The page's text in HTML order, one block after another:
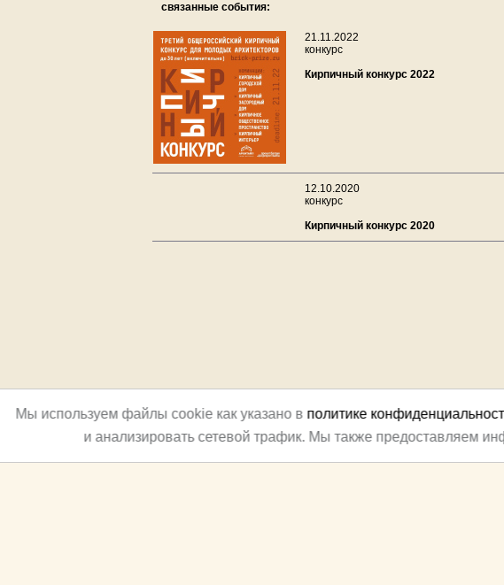
связанные события:
21.11.2022
конкурс
Кирпичный конкурс 2022
12.10.2020
конкурс
Кирпичный конкурс 2020
Мы используем файлы cookie как указано в политике
и анализировать сетевой трафик. Мы также предоставляем